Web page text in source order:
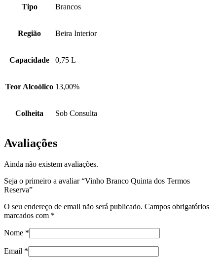
Tipo Brancos
Região Beira Interior
Capacidade 0,75 L
Teor Alcoólico 13,00%
Colheita Sob Consulta
Avaliações
Ainda não existem avaliações.
Seja o primeiro a avaliar “Vinho Branco Quinta dos Termos
Reserva”
O seu endereço de email não será publicado. Campos obrigatórios
marcados com *
Nome *
Email *